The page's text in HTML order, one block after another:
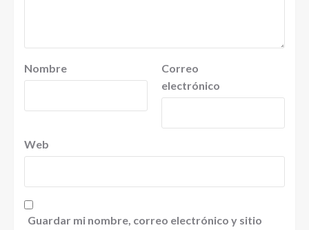
Nombre
Correo
electrónico
Web
Guardar mi nombre, correo electrónico y sitio